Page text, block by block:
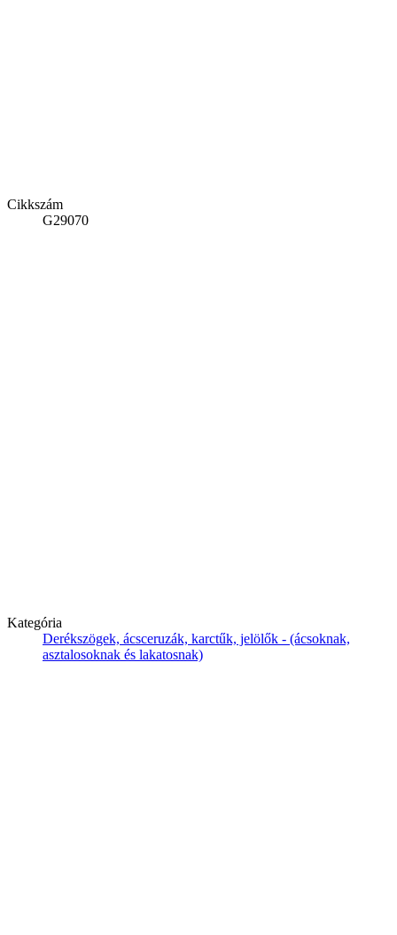
Cikkszám
G29070
Kategória
Derékszögek, ácsceruzák, karctűk, jelölők - (ácsoknak,
asztalosoknak és lakatosnak)